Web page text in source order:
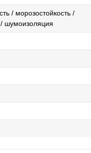
/ морозостойкость /
шумоизоляция